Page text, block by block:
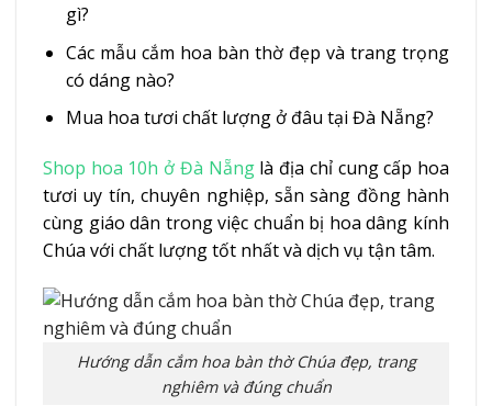
gì?
Các mẫu cắm hoa bàn thờ đẹp và trang trọng
có dáng nào?
Mua hoa tươi chất lượng ở đâu tại Đà Nẵng?
Shop hoa 10h ở Đà Nẵnglà địa chỉ cung cấp hoa
tươi uy tín, chuyên nghiệp, sẵn sàng đồng hành
cùng giáo dân trong việc chuẩn bị hoa dâng kính
Chúa với chất lượng tốt nhất và dịch vụ tận tâm.
Hướng dẫn cắm hoa bàn thờ Chúa đẹp, trang
nghiêm và đúng chuẩn